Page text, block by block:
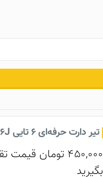
تیر دارت حرفه‌ای ۶ تایی DT-6J
450,000 تومان قیمت
بگیرید